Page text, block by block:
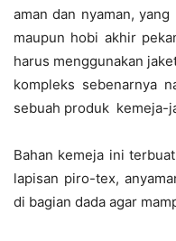
aman dan nyaman,
maupun hobi akhir
harus menggunakan
kompleks sebenarnya
sebuah produk kemeja-
Bahan kemeja ini
lapisan piro-tex,
di bagian dada agar